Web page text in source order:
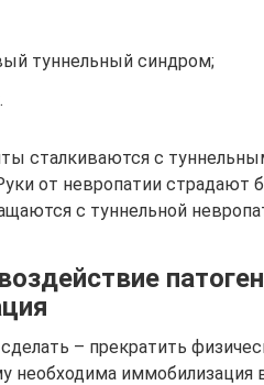
туннельный синдром;
сталкиваются с
от невропатии
с туннельной
– прекратить
необходима иммобилизация